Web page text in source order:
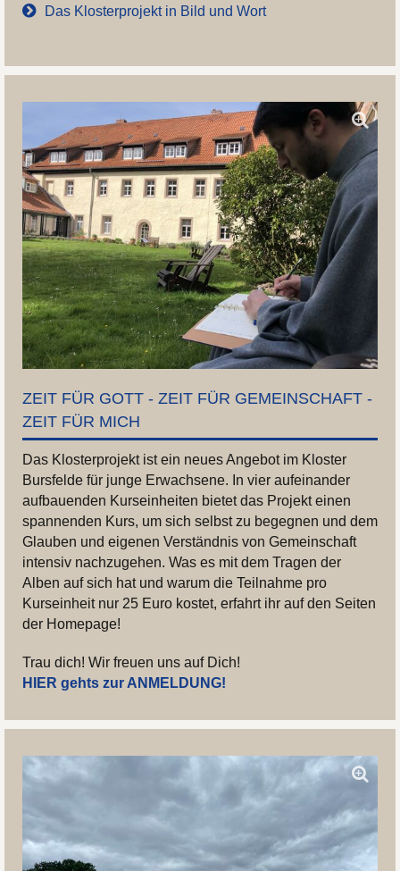
Das Klosterprojekt in Bild und Wort
ZEIT FÜR GOTT - ZEIT FÜR GEMEINSCHAFT -
ZEIT FÜR MICH
Das Klosterprojekt ist ein neues Angebot im Kloster
Bursfelde für junge Erwachsene. In vier aufeinander
aufbauenden Kurseinheiten bietet das Projekt einen
spannenden Kurs, um sich selbst zu begegnen und dem
Glauben und eigenen Verständnis von Gemeinschaft
intensiv nachzugehen. Was es mit dem Tragen der
Alben auf sich hat und warum die Teilnahme pro
Kurseinheit nur 25 Euro kostet, erfahrt ihr auf den Seiten
der Homepage!
Trau dich! Wir freuen uns auf Dich!
HIER gehts zur ANMELDUNG!